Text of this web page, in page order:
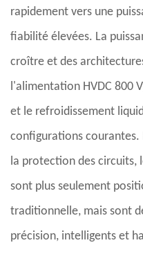
rapidement vers une
fiabilité élevées. La
croître et des
l'alimentation HVDC 800
et le refroidissement
configurations
la protection des circuits,
sont plus seulement
traditionnelle, mais sont
précision, intelligents et